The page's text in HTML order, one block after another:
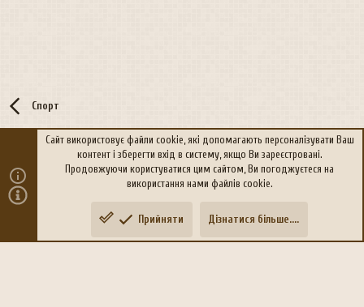
Спорт
Політика конфіденційності Дoпoмoга
Community platform by XenForo
xen-foro.com.ua Зверху
Сайт використовує файли cookie, які допомагають персоналізувати Ваш
контент і зберегти вхід в систему, якщо Ви зареєстровані.
Продовжуючи користуватися цим сайтом, Ви погоджуєтеся на
використання нами файлів cookie.
Прийняти Дізнатися більше....